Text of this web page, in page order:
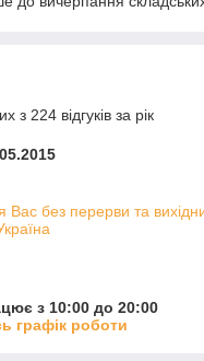
з 224 відгуків за рік
без перерви та
з 10:00 до 20:00
графік роботи